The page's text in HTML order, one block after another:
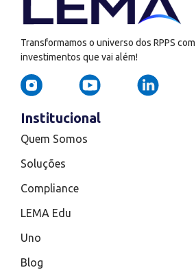
Transformamos o universo dos RPPS
investimentos que vai além!
Institucional
Quem Somos
Soluções
Compliance
LEMA Edu
Uno
Blog